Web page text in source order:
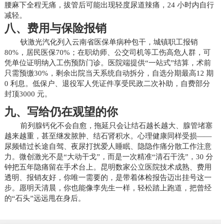
腰麻下全程无痛，拔管后可能出现轻度尿道辣痛，24 小时内自行
减轻。
八、费用与保险报销
钬激光汽化列入云南省医保单病种包干，城镇职工报销
80%，居民医保70%；在职幼师、公交司机等工伤高危人群，可
凭单位证明纳入工伤预防门诊。医院端提供“一站式”结算，术前
只需预缴30%，剩余出院当天系统自动拆分，自选分期最高12 期
0 利息。低保户、退役军人凭证件享受民政二次补助，自费部分
封顶3000 元。
九、写给仍在观望的你
前列腺钙化不会自愈，拖延只会让结石越长越大、腺管堵塞
越来越重，甚至继发脓肿、结石肾积水。心理健康同样受损——
尿频错过长途自驾、夜尿打扰爱人睡眠、隐隐作痛分散工作注意
力。微创激光不是“大动干戈”，而是一次精准“清石干洗”，30 分
钟把五年隐痛留在手术台上。昆明数家公立医院技术成熟、费用
透明、报销友好，你唯一需要的，是带着体检报告迈出挂号这一
步。愿明天清晨，你也能像李先生一样，轻松踏上跑道，把曾经
的“石头”远远甩在身后。